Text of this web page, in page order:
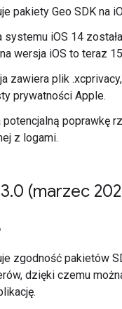
pakiety Geo SDK na
systemu iOS 14
wersja iOS to teraz
zawiera plik
prywatności Apple.
potencjalną poprawkę
z logami.
3.0 (marzec
zgodność pakietów
dzięki czemu